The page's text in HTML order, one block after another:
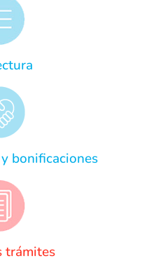
bonificaciones
trámites